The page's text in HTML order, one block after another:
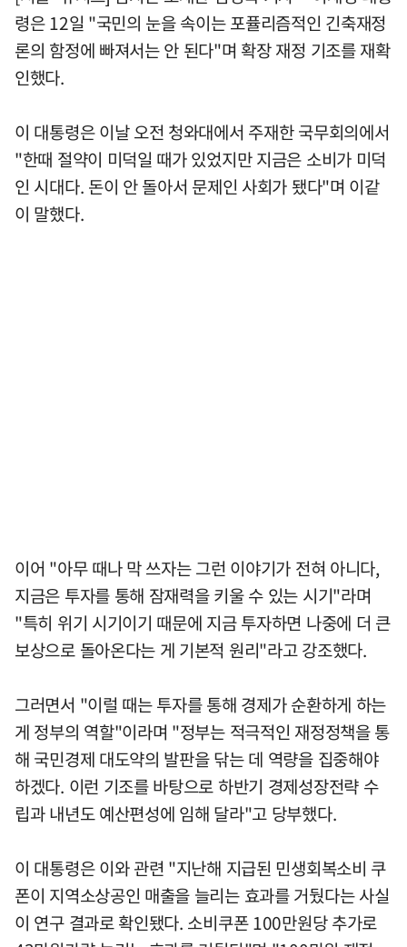
령은 12일 "국민의 눈을 속이는 포퓰리즘적인 긴축재정
론의 함정에 빠져서는 안 된다"며 확장 재정 기조를 재확
인했다.
이 대통령은 이날 오전 청와대에서 주재한 국무회의에서
"한때 절약이 미덕일 때가 있었지만 지금은 소비가 미덕
인 시대다. 돈이 안 돌아서 문제인 사회가 됐다"며 이같
이 말했다.
이어 "아무 때나 막 쓰자는 그런 이야기가 전혀 아니다,
지금은 투자를 통해 잠재력을 키울 수 있는 시기"라며
"특히 위기 시기이기 때문에 지금 투자하면 나중에 더 큰
보상으로 돌아온다는 게 기본적 원리"라고 강조했다.
그러면서 "이럴 때는 투자를 통해 경제가 순환하게 하는
게 정부의 역할"이라며 "정부는 적극적인 재정정책을 통
해 국민경제 대도약의 발판을 닦는 데 역량을 집중해야
하겠다. 이런 기조를 바탕으로 하반기 경제성장전략 수
립과 내년도 예산편성에 임해 달라"고 당부했다.
이 대통령은 이와 관련 "지난해 지급된 민생회복소비 쿠
폰이 지역소상공인 매출을 늘리는 효과를 거뒀다는 사실
이 연구 결과로 확인됐다. 소비쿠폰 100만원당 추가로